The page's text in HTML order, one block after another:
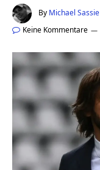
By Michael Sassie
Keine Kommentare